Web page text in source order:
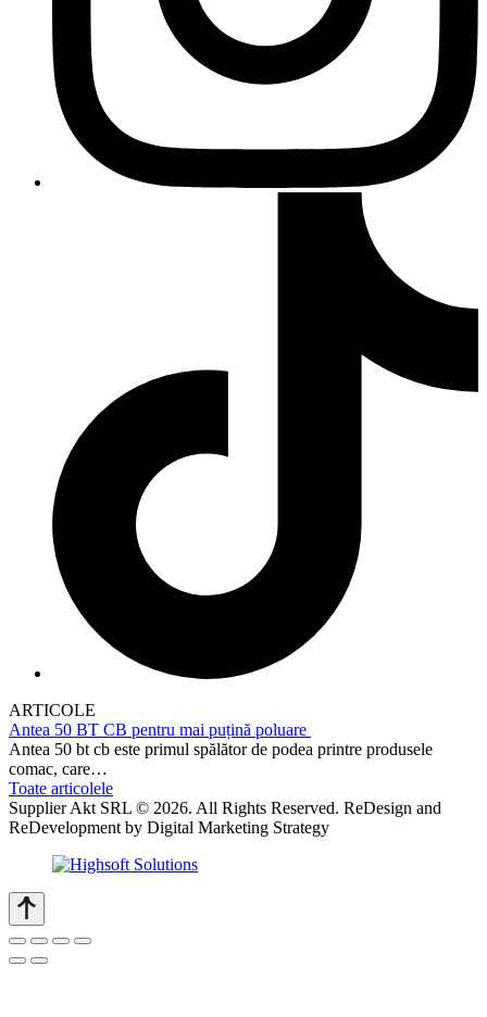
ARTICOLE
Antea 50 BT CB pentru mai puțină poluare
Antea 50 bt cb este primul spălător de podea printre produsele
comac, care…
Toate articolele
Supplier Akt SRL © 2026. All Rights Reserved. ReDesign and
ReDevelopment by Digital Marketing Strategy